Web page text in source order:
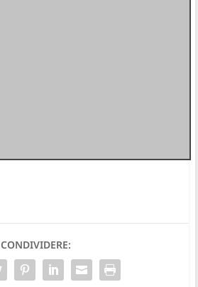
CONDIVIDERE: